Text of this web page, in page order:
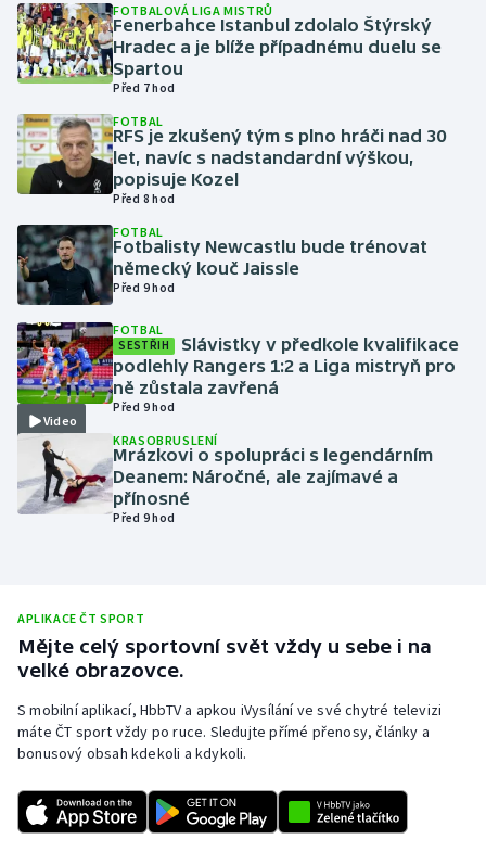
Jezdectví
Judo
Krasobruslení
Lezení
Lyže a snowboard
Moderní pětiboj
Motorsport
Olympijské hry
Parasport
Plavání
Ragby
Rychlobruslení
Rychlostní kanoistika
Short track
Sportovní střelba
FOTBALOVÁ LIGA MISTRŮ
Fenerbahce Istanbul zdolalo Štýrský
Hradec a je blíže případnému duelu se
Spartou
Před 7 hod
FOTBAL
RFS je zkušený tým s plno hráči nad 30
let, navíc s nadstandardní výškou,
popisuje Kozel
Před 8 hod
FOTBAL
Fotbalisty Newcastlu bude trénovat
německý kouč Jaissle
Před 9 hod
Video
FOTBAL
SESTŘIH
Slávistky v předkole kvalifikace
podlehly Rangers 1:2 a Liga mistryň pro
ně zůstala zavřená
Před 9 hod
KRASOBRUSLENÍ
Mrázkovi o spolupráci s legendárním
Deanem: Náročné, ale zajímavé a
přínosné
Před 9 hod
APLIKACE ČT SPORT
Mějte celý sportovní svět vždy u sebe i na
velké obrazovce.
S mobilní aplikací, HbbTV a apkou iVysílání ve své chytré televizi
máte ČT sport vždy po ruce. Sledujte přímé přenosy, články a
bonusový obsah kdekoli a kdykoli.